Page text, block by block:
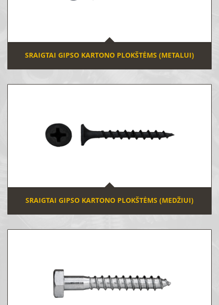
SRAIGTAI GIPSO KARTONO PLOKŠTĖMS (METALUI)
SRAIGTAI GIPSO KARTONO PLOKŠTĖMS (MEDŽIUI)